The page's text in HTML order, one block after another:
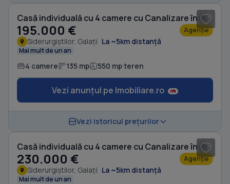
Casă individuală cu 4 camere cu Canalizare în Siderurgiștilor
195.000 € Agenție
Siderurgiștilor, Galați La ~5km distanță
Mai mult de un an
4 camere 135 mp 550 mp teren
Vezi anunțul pe Imobiliare.ro
Vezi istoricul prețurilor
Casă individuală cu 4 camere cu Canalizare în Siderurgiștilor
230.000 € Agenție
Siderurgiștilor, Galați La ~5km distanță
Mai mult de un an